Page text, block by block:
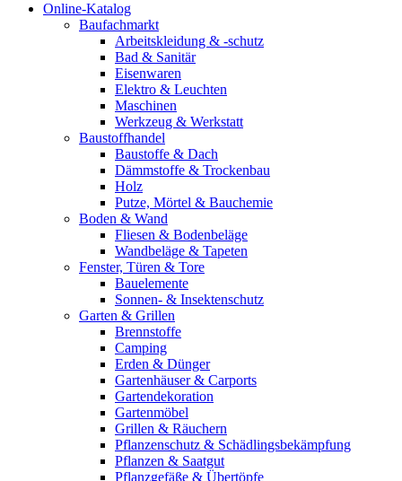
Online-Katalog
Baufachmarkt
Arbeitskleidung & -schutz
Bad & Sanitär
Eisenwaren
Elektro & Leuchten
Maschinen
Werkzeug & Werkstatt
Baustoffhandel
Baustoffe & Dach
Dämmstoffe & Trockenbau
Holz
Putze, Mörtel & Bauchemie
Boden & Wand
Fliesen & Bodenbeläge
Wandbeläge & Tapeten
Fenster, Türen & Tore
Bauelemente
Sonnen- & Insektenschutz
Garten & Grillen
Brennstoffe
Camping
Erden & Dünger
Gartenhäuser & Carports
Gartendekoration
Gartenmöbel
Grillen & Räuchern
Pflanzenschutz & Schädlingsbekämpfung
Pflanzen & Saatgut
Pflanzgefäße & Übertöpfe